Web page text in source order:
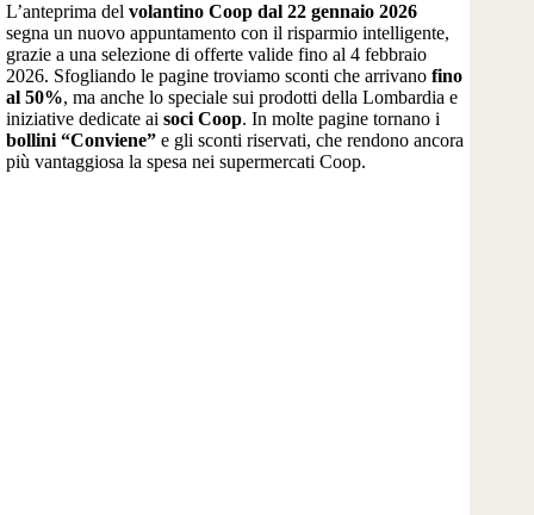
L’anteprima del volantino Coop dal 22 gennaio 2026
segna un nuovo appuntamento con il risparmio intelligente,
grazie a una selezione di offerte valide fino al 4 febbraio
2026. Sfogliando le pagine troviamo sconti che arrivano fino
al 50%, ma anche lo speciale sui prodotti della Lombardia e
iniziative dedicate ai soci Coop. In molte pagine tornano i
bollini “Conviene” e gli sconti riservati, che rendono ancora
più vantaggiosa la spesa nei supermercati Coop.